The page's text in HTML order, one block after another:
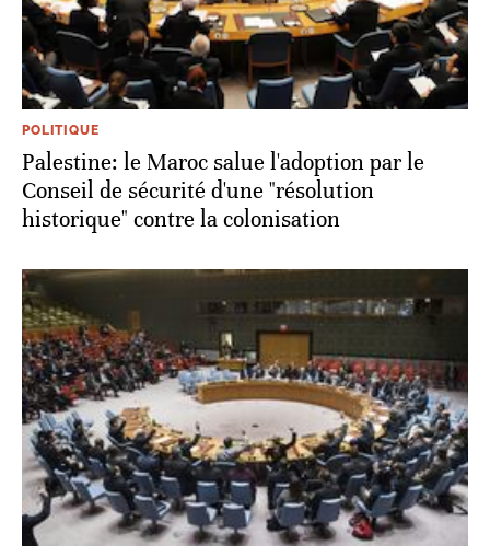
POLITIQUE
Palestine: le Maroc salue l'adoption par le
Conseil de sécurité d'une "résolution
historique" contre la colonisation